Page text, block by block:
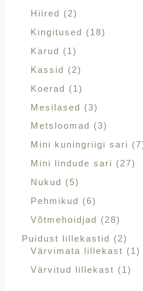
Hiired
2
Kingitused
18
Karud
1
Kassid
2
Koerad
1
Mesilased
3
Metsloomad
3
Mini kuningriigi sari
7
Mini lindude sari
27
Nukud
5
Pehmikud
6
Võtmehoidjad
28
Puidust lillekastid
2
Värvimata lillekast
1
Värvitud lillekast
1